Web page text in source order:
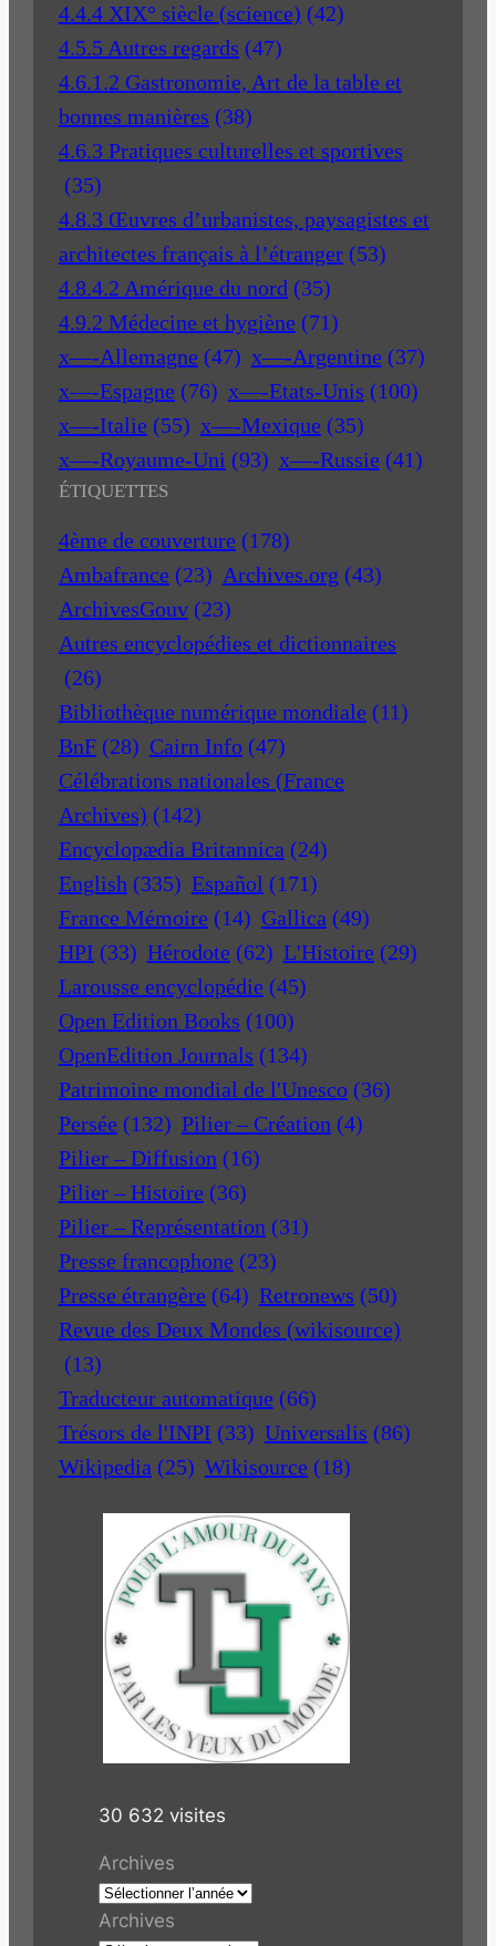
4.4.4 XIX° siècle (science) (42)
4.5.5 Autres regards (47)
4.6.1.2 Gastronomie, Art de la table et
bonnes manières (38)
4.6.3 Pratiques culturelles et sportives
(35)
4.8.3 Œuvres d’urbanistes, paysagistes et
architectes français à l’étranger (53)
4.8.4.2 Amérique du nord (35)
4.9.2 Médecine et hygiène (71)
x—-Allemagne (47) x—-Argentine (37)
x—-Espagne (76) x—-Etats-Unis (100)
x—-Italie (55) x—-Mexique (35)
x—-Royaume-Uni (93) x—-Russie (41)
ÉTIQUETTES
4ème de couverture (178)
Ambafrance (23) Archives.org (43)
ArchivesGouv (23)
Autres encyclopédies et dictionnaires
(26)
Bibliothèque numérique mondiale (11)
BnF (28) Cairn Info (47)
Célébrations nationales (France
Archives) (142)
Encyclopædia Britannica (24)
English (335) Español (171)
France Mémoire (14) Gallica (49)
HPI (33) Hérodote (62) L'Histoire (29)
Larousse encyclopédie (45)
Open Edition Books (100)
OpenEdition Journals (134)
Patrimoine mondial de l'Unesco (36)
Persée (132) Pilier – Création (4)
Pilier – Diffusion (16)
Pilier – Histoire (36)
Pilier – Représentation (31)
Presse francophone (23)
Presse étrangère (64) Retronews (50)
Revue des Deux Mondes (wikisource)
(13)
Traducteur automatique (66)
Trésors de l'INPI (33) Universalis (86)
Wikipedia (25) Wikisource (18)
30 632 visites
Archives
Archives